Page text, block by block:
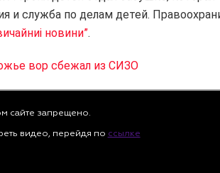
и служба по делам детей.
новини”.
вор сбежал из СИЗО